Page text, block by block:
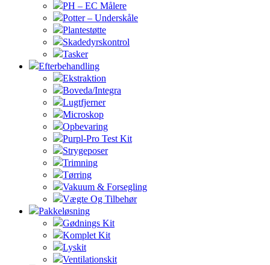
PH – EC Målere
Potter – Underskåle
Plantestøtte
Skadedyrskontrol
Tasker
Efterbehandling
Ekstraktion
Boveda/Integra
Lugtfjerner
Microskop
Opbevaring
Purpl-Pro Test Kit
Strygeposer
Trimning
Tørring
Vakuum & Forsegling
Vægte Og Tilbehør
Pakkeløsning
Gødnings Kit
Komplet Kit
Lyskit
Ventilationskit